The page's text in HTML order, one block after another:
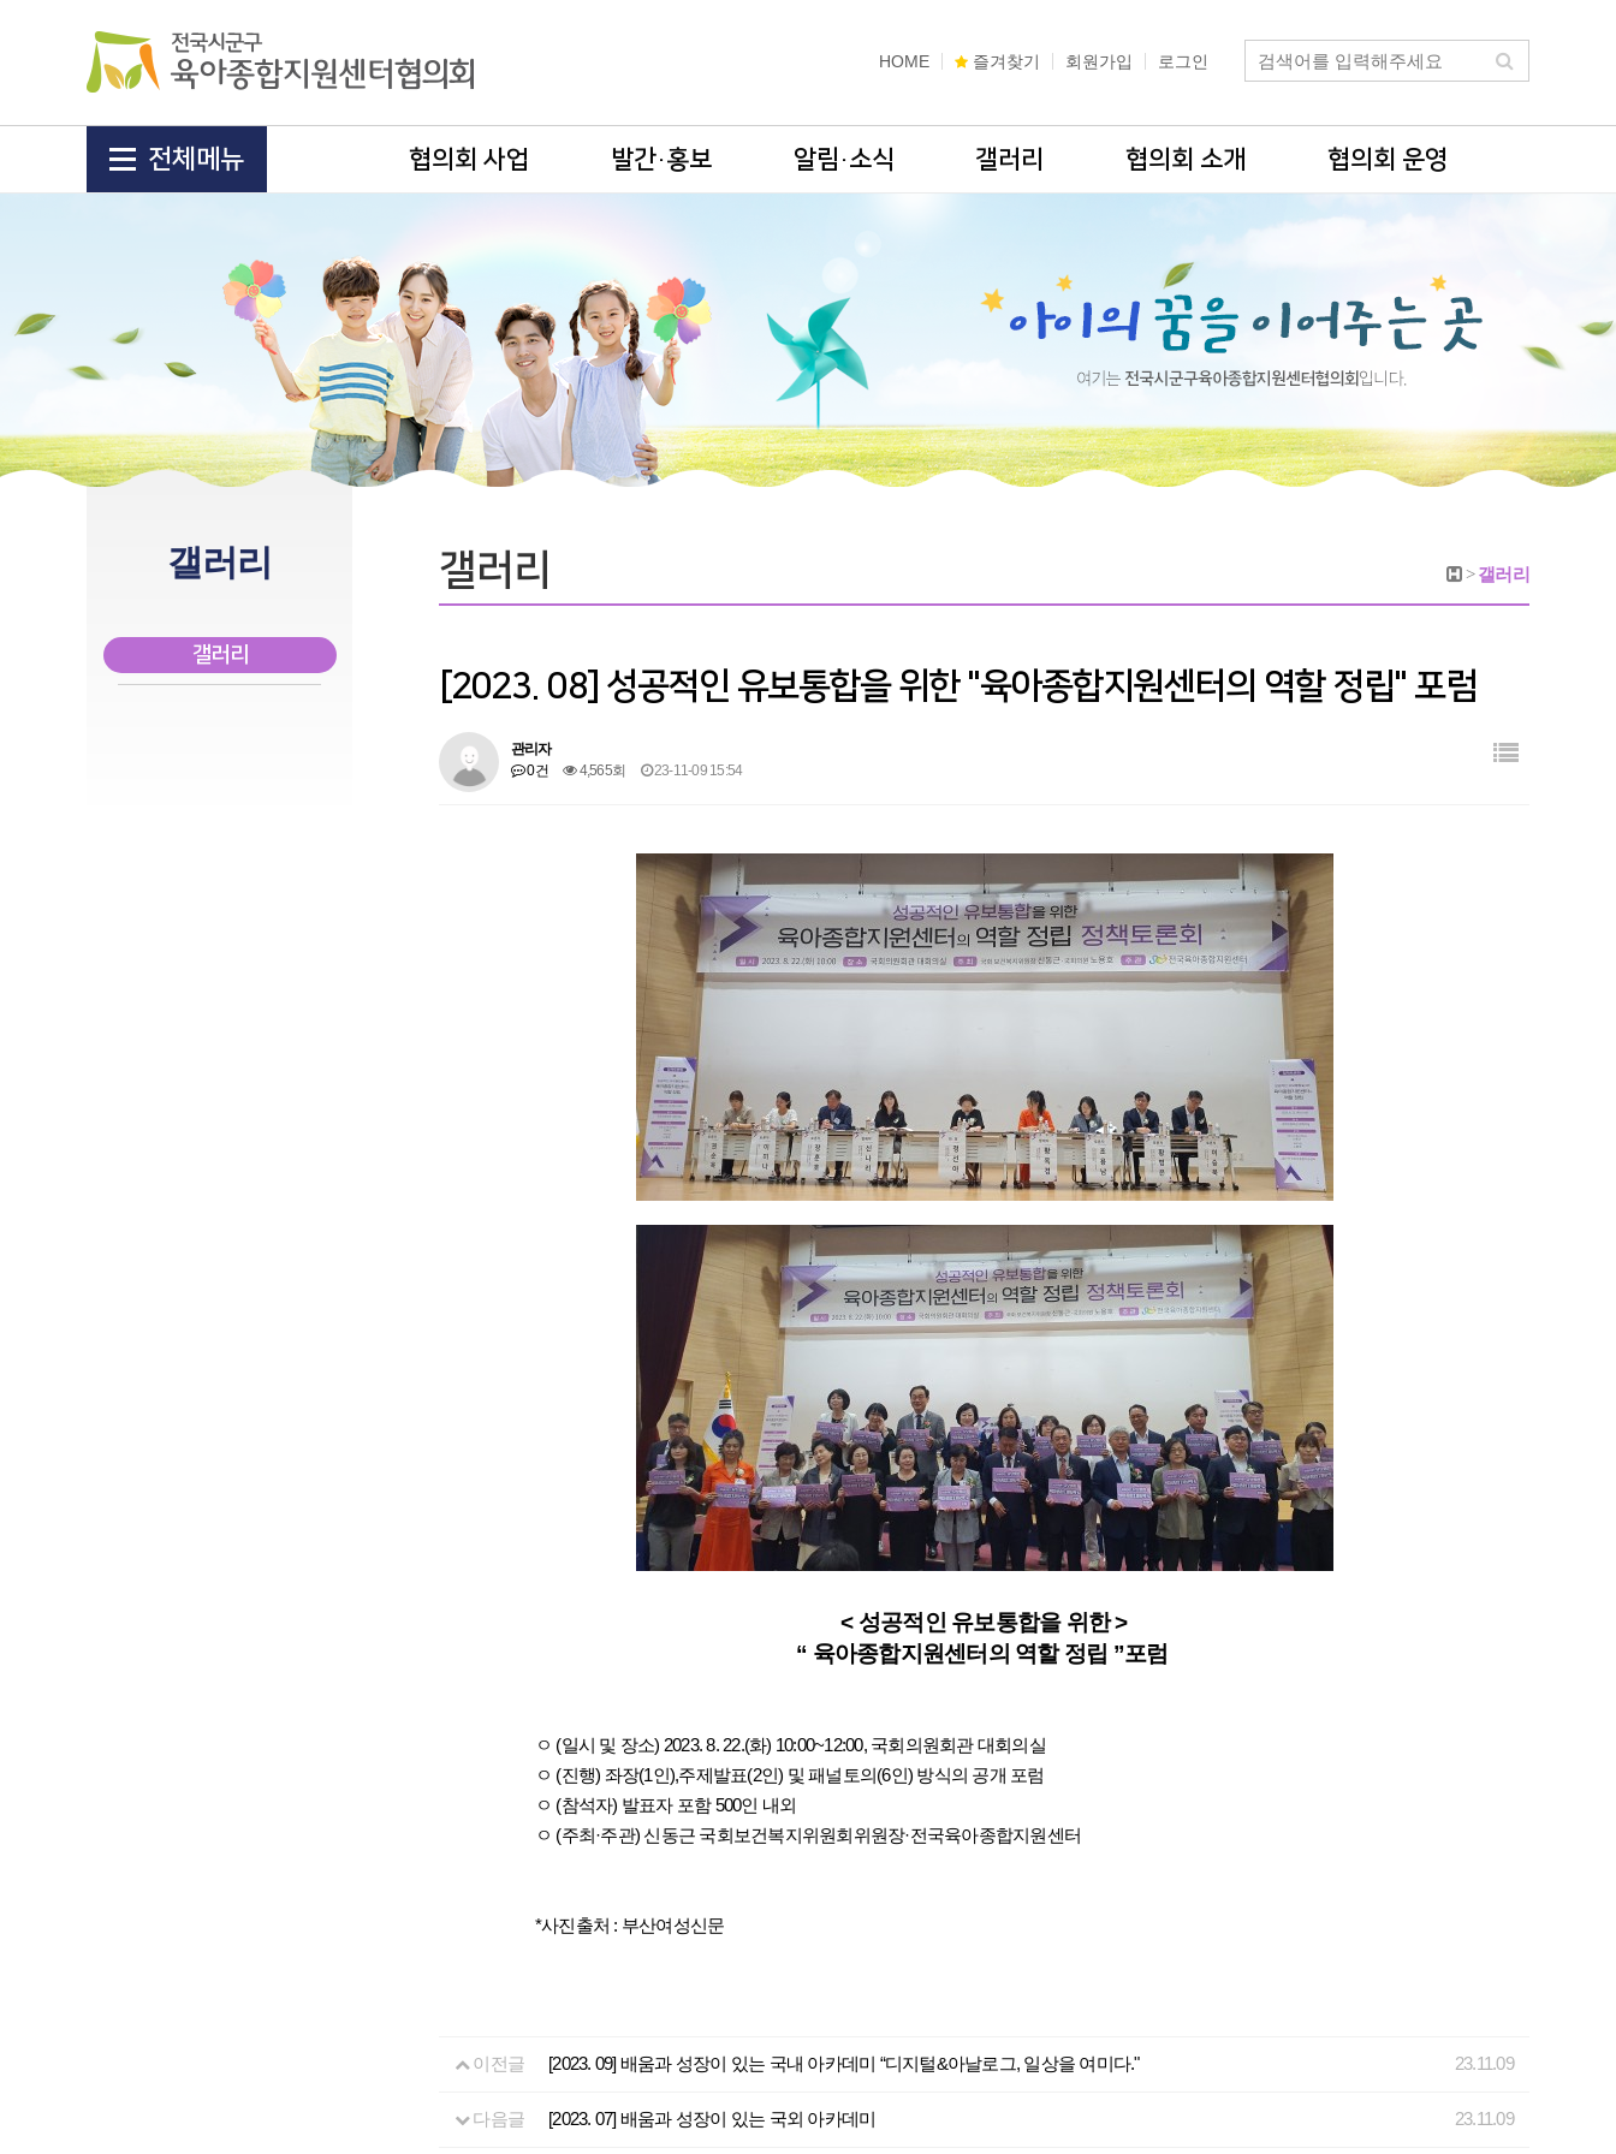
HOME 즐겨찾기 회원가입 로그인
전체메뉴 협의회 사업 발간·홍보 알림·소식 갤러리 협의회 소개 협의회 운영
갤러리
갤러리
갤러리 >갤러리
[2023. 08] 성공적인 유보통합을 위한 "육아종합지원센터의 역할 정립" 포럼
관리자
0건
4,565회 23-11-09 15:54
< 성공적인 유보통합을 위한 >
“ 육아종합지원센터의 역할 정립 ”포럼
ㅇ (일시 및 장소) 2023. 8. 22.(화) 10:00~12:00, 국회의원회관 대회의실
ㅇ (진행) 좌장(1인),주제발표(2인) 및 패널토의(6인) 방식의 공개 포럼
ㅇ (참석자) 발표자 포함 500인 내외
ㅇ (주최·주관) 신동근 국회보건복지위원회위원장·전국육아종합지원센터
*사진출처 : 부산여성신문
이전글 [2023. 09] 배움과 성장이 있는 국내 아카데미 “디지털&아날로그, 일상을 여미다." 23.11.09
다음글 [2023. 07] 배움과 성장이 있는 국외 아카데미 23.11.09